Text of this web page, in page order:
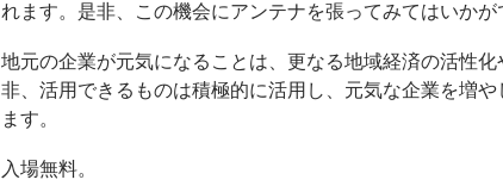
れます。是非、この機会にアンテナを張ってみてはいかが
地元の企業が元気になることは、更なる地域経済の活性
非、活用できるものは積極的に活用し、元気な企業を増
ます。
入場無料。